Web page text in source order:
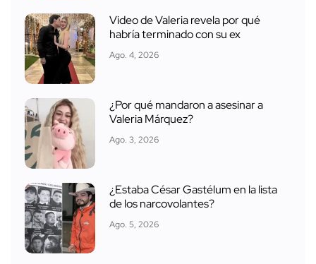
Video de Valeria revela por qué
habría terminado con su ex
Ago. 4, 2026
¿Por qué mandaron a asesinar a
Valeria Márquez?
Ago. 3, 2026
¿Estaba César Gastélum en la lista
de los narcovolantes?
Ago. 5, 2026